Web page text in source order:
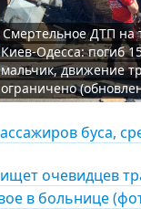
Смертельное ДТП на
Киев-Одесса: погиб
мальчик, движение
ограничено
буса,
очевидцев
в больнице